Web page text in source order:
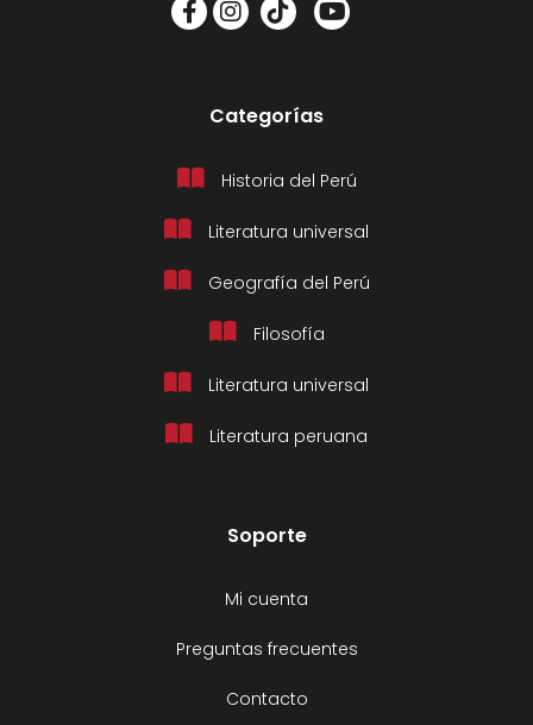
Categorías
Historia del Perú
Literatura universal
Geografía del Perú
Filosofía
Literatura universal
Literatura peruana
Soporte
Mi cuenta
Preguntas frecuentes
Contacto